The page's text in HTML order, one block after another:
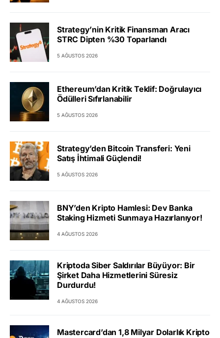
Strategy’nin Kritik Finansman Aracı
STRC Dipten %30 Toparlandı
5 AĞUSTOS 2026
Ethereum’dan Kritik Teklif: Doğrulayıcı
Ödülleri Sıfırlanabilir
5 AĞUSTOS 2026
Strategy’den Bitcoin Transferi: Yeni
Satış İhtimali Güçlendi!
5 AĞUSTOS 2026
BNY’den Kripto Hamlesi: Dev Banka
Staking Hizmeti Sunmaya Hazırlanıyor!
4 AĞUSTOS 2026
Kriptoda Siber Saldırılar Büyüyor: Bir
Şirket Daha Hizmetlerini Süresiz
Durdurdu!
4 AĞUSTOS 2026
Mastercard’dan 1,8 Milyar Dolarlık Kripto